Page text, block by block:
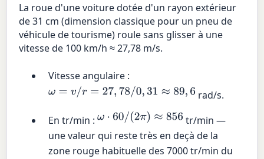
La roue d'une voiture dotée d'un rayon extérieur
de 31 cm (dimension classique pour un pneu de
véhicule de tourisme) roule sans glisser à une
vitesse de 100 km/h ≈ 27,78 m/s.
Vitesse angulaire :
ω =v/ r=27 ,78/0,31≈89,6
rad/s.
En tr/min :ω ⋅60/(2π)≈856
tr/min —
une valeur qui reste très en deçà de la
zone rouge habituelle des 7000 tr/min du